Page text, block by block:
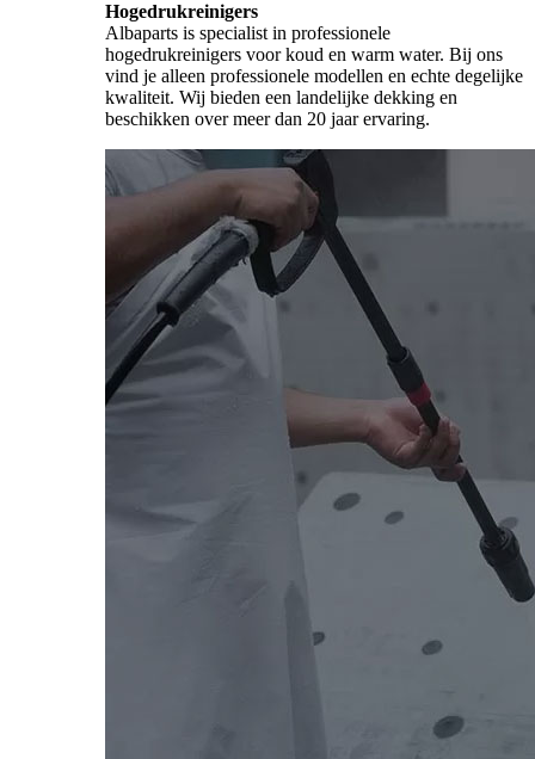
Hogedrukreinigers
Albaparts is specialist in professionele
hogedrukreinigers voor koud en warm water. Bij ons
vind je alleen professionele modellen en echte degelijke
kwaliteit. Wij bieden een landelijke dekking en
beschikken over meer dan 20 jaar ervaring.